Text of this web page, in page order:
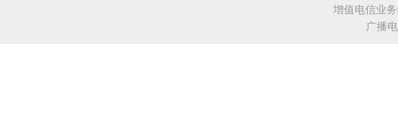
增值电信业
广播